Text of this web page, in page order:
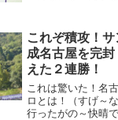
だ改善点があるが
必須だと思う、そ
これぞ積攻！
成名古屋を完
えた２連勝！
これは驚いた！名
ロとは！（すげ～
行ったがの～快晴